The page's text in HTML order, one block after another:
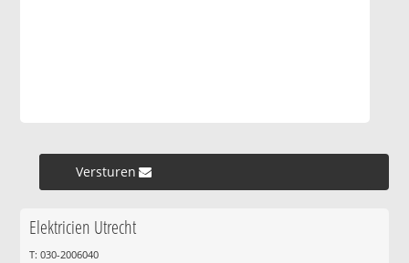
Versturen »
Elektricien Utrecht
T: 030-2006040